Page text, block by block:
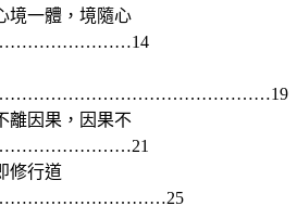
境一體，境隨心
離因果，因果不
修行道